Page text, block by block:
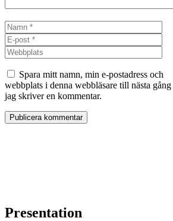
Namn
post
Spara mitt namn, min e-postadress och
webbplats i denna webbläsare till nästa gång
jag skriver en kommentar.
Presentation